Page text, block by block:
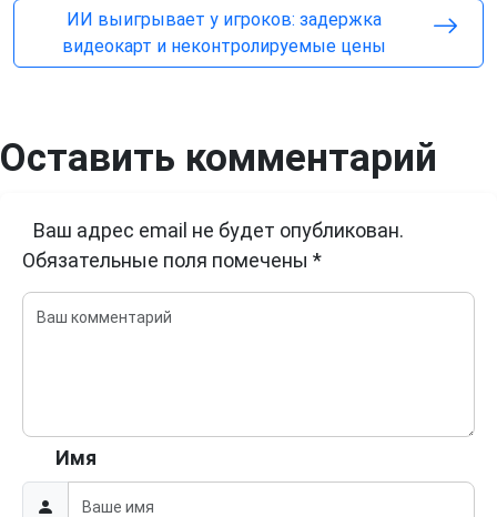
ИИ выигрывает у игроков: задержка
видеокарт и неконтролируемые цены
Оставить комментарий
Ваш адрес email не будет опубликован.
Обязательные поля помечены *
Имя